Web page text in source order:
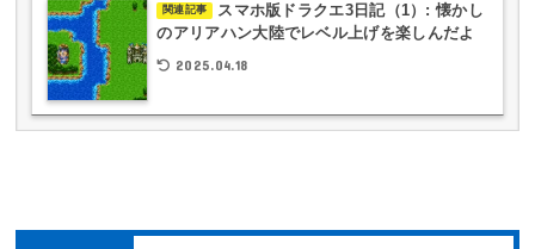
関連記事
スマホ版ドラクエ3日記（1）: 懐かし
のアリアハン大陸でレベル上げを楽しんだよ
2025.04.18